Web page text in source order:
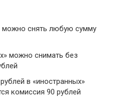
можно снять любую сумму
можно снимать без
в «иностранных»
комиссия 90 рублей